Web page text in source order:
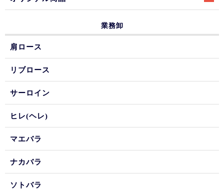
業務卸
肩ロース
リブロース
サーロイン
ヒレ(ヘレ)
マエバラ
ナカバラ
ソトバラ